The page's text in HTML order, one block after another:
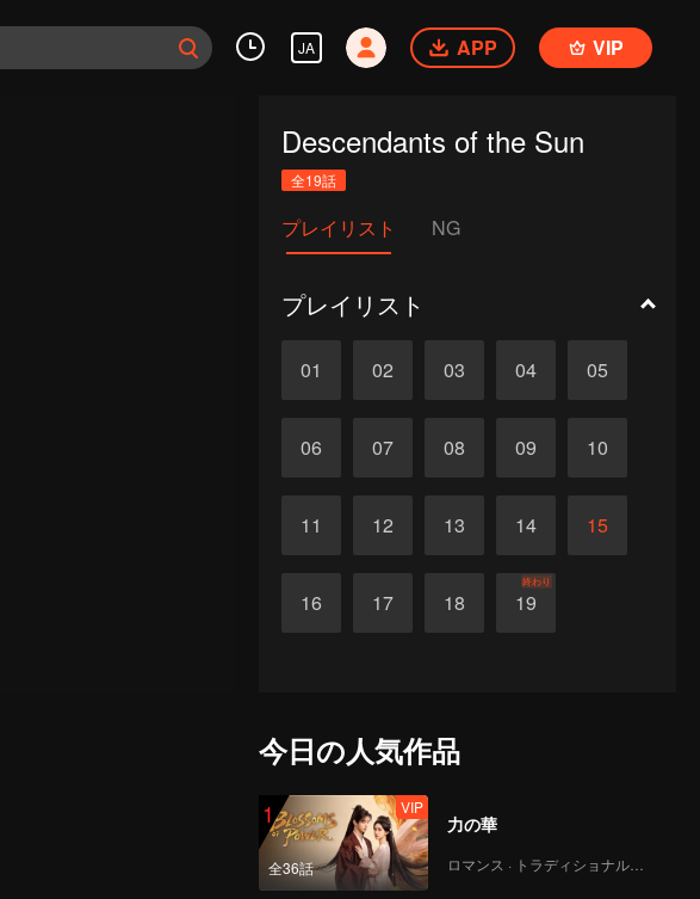
JA APP VIP
Descendants of the Sun
全19話
プレイリスト NG
プレイリスト
01 02 03 04 05
06 07 08 09 10
11 12 13 14 15
16 17 18 19
終わり
今日の人気作品
1
全36話
VIP
力の華
ロマンス · トラディショナル・コスチューム